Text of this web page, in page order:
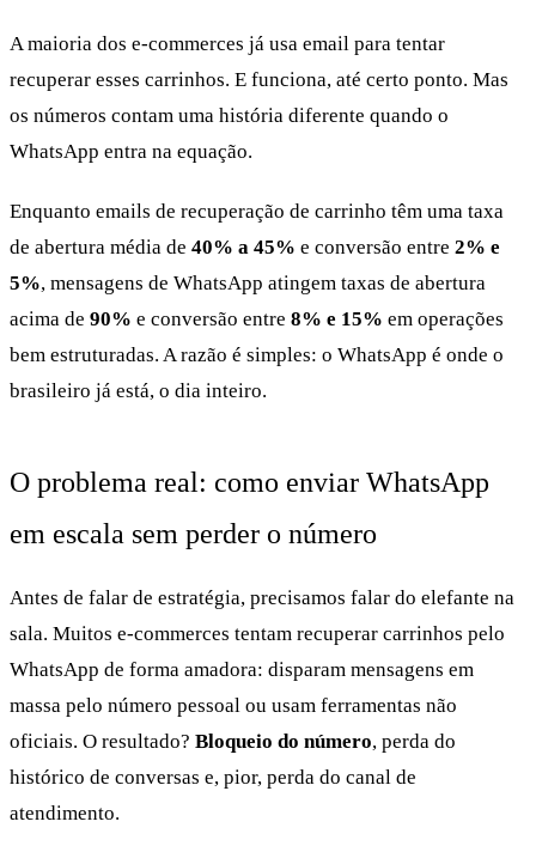
A maioria dos e-commerces já usa email para tentar
recuperar esses carrinhos. E funciona, até certo ponto. Mas
os números contam uma história diferente quando o
WhatsApp entra na equação.
Enquanto emails de recuperação de carrinho têm uma taxa
de abertura média de 40% a 45% e conversão entre 2% e
5%, mensagens de WhatsApp atingem taxas de abertura
acima de 90% e conversão entre 8% e 15% em operações
bem estruturadas. A razão é simples: o WhatsApp é onde o
brasileiro já está, o dia inteiro.
O problema real: como enviar WhatsApp
em escala sem perder o número
Antes de falar de estratégia, precisamos falar do elefante na
sala. Muitos e-commerces tentam recuperar carrinhos pelo
WhatsApp de forma amadora: disparam mensagens em
massa pelo número pessoal ou usam ferramentas não
oficiais. O resultado? Bloqueio do número, perda do
histórico de conversas e, pior, perda do canal de
atendimento.